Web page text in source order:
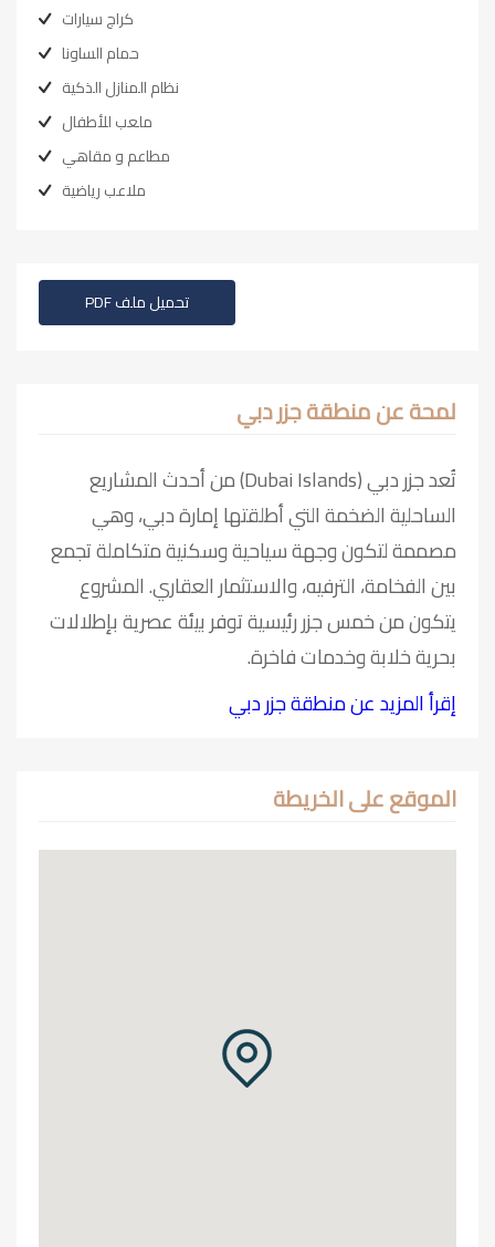
كراج سيارات
حمام الساونا
نظام المنازل الذكية
ملعب للأطفال
مطاعم و مقاهي
ملاعب رياضية
تحميل ملف PDF
لمحة عن منطقة جزر دبي
تُعد جزر دبي (Dubai Islands) من أحدث المشاريع
الساحلية الضخمة التي أطلقتها إمارة دبي، وهي
مصممة لتكون وجهة سياحية وسكنية متكاملة تجمع
بين الفخامة، الترفيه، والاستثمار العقاري. المشروع
يتكون من خمس جزر رئيسية توفر بيئة عصرية بإطلالات
بحرية خلابة وخدمات فاخرة.
إقرأ المزيد عن منطقة جزر دبي
الموقع على الخريطة